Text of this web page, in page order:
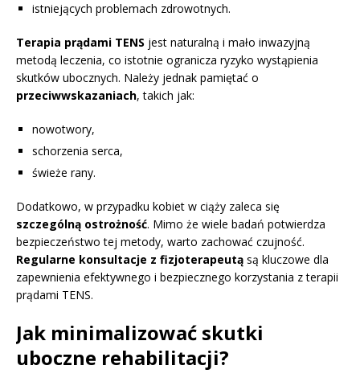
istniejących problemach zdrowotnych.
Terapia prądami TENS jest naturalną i mało inwazyjną
metodą leczenia, co istotnie ogranicza ryzyko wystąpienia
skutków ubocznych. Należy jednak pamiętać o
przeciwwskazaniach, takich jak:
nowotwory,
schorzenia serca,
świeże rany.
Dodatkowo, w przypadku kobiet w ciąży zaleca się
szczególną ostrożność. Mimo że wiele badań potwierdza
bezpieczeństwo tej metody, warto zachować czujność.
Regularne konsultacje z fizjoterapeutą są kluczowe dla
zapewnienia efektywnego i bezpiecznego korzystania z terapii
prądami TENS.
Jak minimalizować skutki
uboczne rehabilitacji?